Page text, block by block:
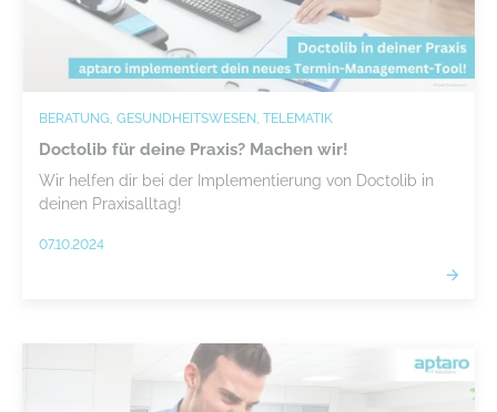
BERATUNG, GESUNDHEITSWESEN, TELEMATIK
Doctolib für deine Praxis? Machen wir!
Wir helfen dir bei der Implementierung von Doctolib in
deinen Praxisalltag!
07.10.2024